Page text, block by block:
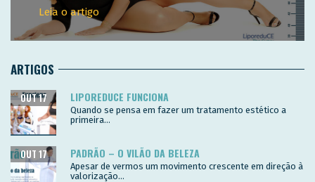
Leia o artigo
ARTIGOS
LIPOREDUCE FUNCIONA
OUT 17
Quando se pensa em fazer um tratamento estético a
primeira...
PADRÃO – O VILÃO DA BELEZA
OUT 17
Apesar de vermos um movimento crescente em direção à
valorização...